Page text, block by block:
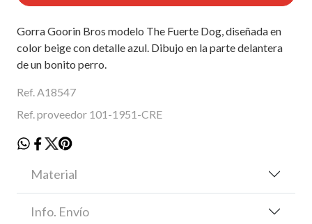
Gorra Goorin Bros modelo The Fuerte Dog, diseñada en
color beige con detalle azul. Dibujo en la parte delantera
de un bonito perro.
Ref. A18547
Ref. proveedor 101-1951-CRE
Material
Info. Envío